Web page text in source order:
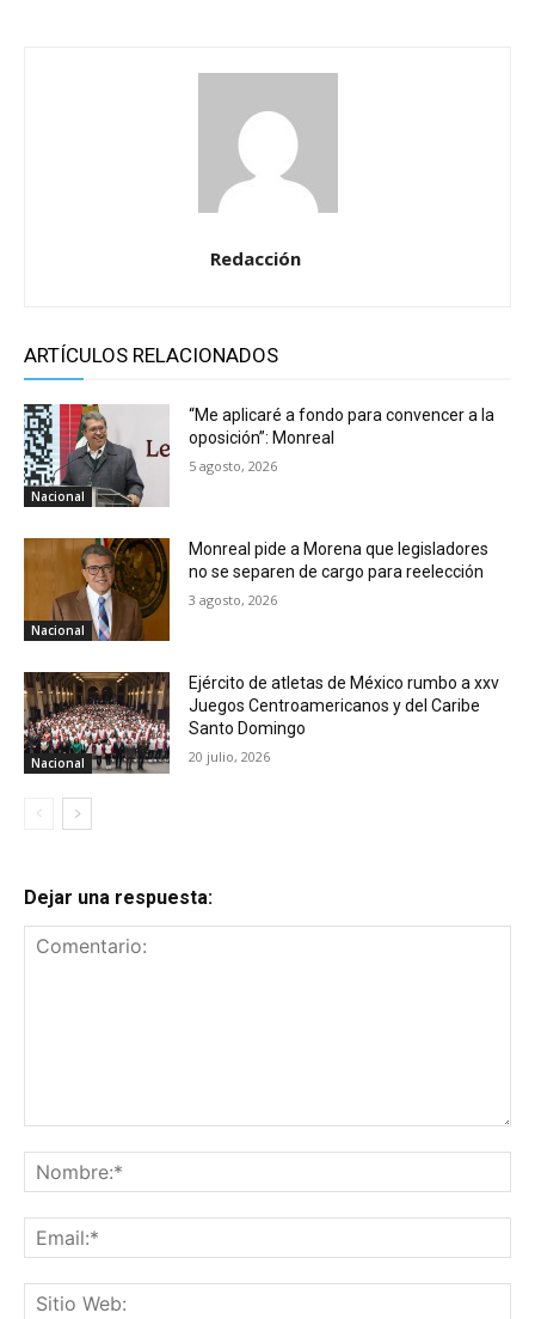
Redacción
ARTÍCULOS RELACIONADOS
Nacional
“Me aplicaré a fondo para convencer a la
oposición”: Monreal
5 agosto, 2026
Nacional
Monreal pide a Morena que legisladores
no se separen de cargo para reelección
3 agosto, 2026
Nacional
Ejército de atletas de México rumbo a xxv
Juegos Centroamericanos y del Caribe
Santo Domingo
20 julio, 2026
Dejar una respuesta: